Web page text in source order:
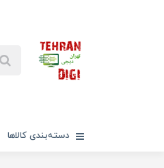
دسته‌بندی کالاها